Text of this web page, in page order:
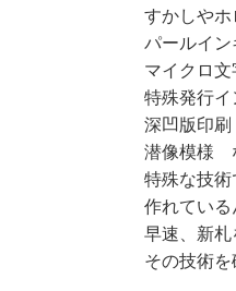
すかしやホ
パールイン
マイクロ文
特殊発行イ
深凹版印刷
潜像模様
特殊な技
作れている
早速、新
その技術を